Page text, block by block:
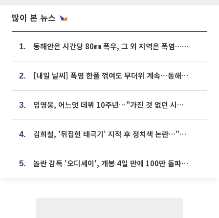
많이 본 뉴스
1. 동해안은 시간당 80㎜ 폭우, 그 외 지역은 폭염…‘극과 극 날씨’
2. [내일 날씨] 폭염 한풀 꺾여도 무더위 계속⋯동해안 이틀 연속 비
3. 임영웅, 어느덧 데뷔 10주년⋯"가진 것 없던 시절, 내 앞엔 20명의 팬뿐"
4. 김희철, '뒤집힌 태극기' 지적 후 정치색 논란…"좌우 떠나 우리나라 국기"
5. 놀란 감독 '오디세이', 개봉 4일 만에 100만 돌파⋯'왕사남' 보다 빠르다